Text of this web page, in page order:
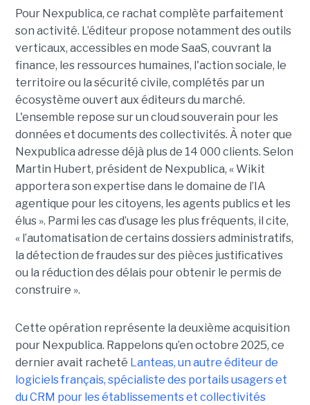
Pour Nexpublica, ce rachat complète parfaitement
son activité. L’éditeur propose notamment des outils
verticaux, accessibles en mode SaaS, couvrant la
finance, les ressources humaines, l'action sociale, le
territoire ou la sécurité civile, complétés par un
écosystème ouvert aux éditeurs du marché.
L'ensemble repose sur un cloud souverain pour les
données et documents des collectivités. À noter que
Nexpublica adresse déjà plus de 14 000 clients. Selon
Martin Hubert, président de Nexpublica, « Wikit
apportera son expertise dans le domaine de l’IA
agentique pour les citoyens, les agents publics et les
élus ». Parmi les cas d’usage les plus fréquents, il cite,
« l’automatisation de certains dossiers administratifs,
la détection de fraudes sur des pièces justificatives
ou la réduction des délais pour obtenir le permis de
construire ».
Cette opération représente la deuxième acquisition
pour Nexpublica. Rappelons qu’en octobre 2025, ce
dernier avait racheté Lanteas, un autre éditeur de
logiciels français, spécialiste des portails usagers et
du CRM pour les établissements et collectivités